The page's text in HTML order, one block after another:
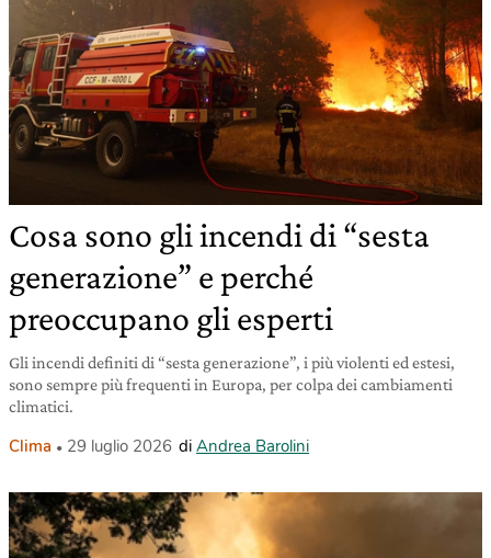
Cosa sono gli incendi di “sesta
generazione” e perché
preoccupano gli esperti
Gli incendi definiti di “sesta generazione”, i più violenti ed estesi,
sono sempre più frequenti in Europa, per colpa dei cambiamenti
climatici.
Clima 29 luglio 2026 di Andrea Barolini